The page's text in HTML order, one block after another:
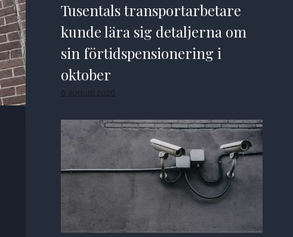
Tusentals transportarbetare
kunde lära sig detaljerna om
sin förtidspensionering i
oktober
6 augusti 2026